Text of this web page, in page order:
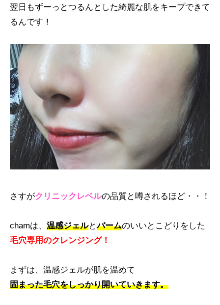
翌日もずーっとつるんとした綺麗な肌をキープできて
るんです！
さすがクリニックレベルの品質と噂されるほど・・！
chamは、 温感ジェルとバームのいいとこどりをした
毛穴専用のクレンジング！
まずは、温感ジェルが肌を温めて
固まった毛穴をしっかり開いていきます。